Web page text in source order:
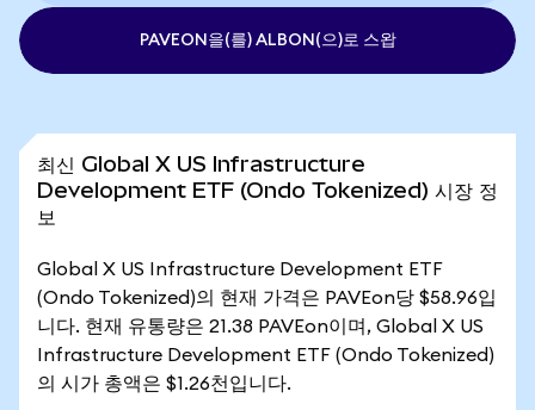
PAVEON을(를) ALBON(으)로 스왑
최신 Global X US Infrastructure
Development ETF (Ondo Tokenized) 시장 정
보
Global X US Infrastructure Development ETF
(Ondo Tokenized)의 현재 가격은 PAVEon당 $58.96입
니다. 현재 유통량은 21.38 PAVEon이며, Global X US
Infrastructure Development ETF (Ondo Tokenized)
의 시가 총액은 $1.26천입니다.